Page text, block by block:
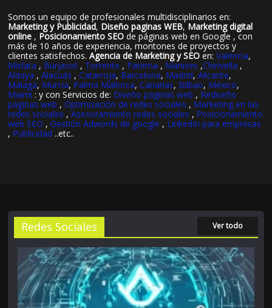
Somos un equipo de profesionales multidisciplinarios en:
Marketing y Publicidad, Diseño paginas WEB, Marketing digital
online , Posicionamiento SEO de páginas web en Google , con
más de 10 años de experiencia, montones de proyectos y
clientes satisfechos.Agencia de Marketing y SEO en:Valencia,
Mislata , Burjasot , Torrente , Paterna , Manises ,Chirivella ,
Aldaya ,Alacuás ,Catarroja, Barcelona, Madrid,Alicante,
Málaga, Murcia, Palma Mallorca,Canarias, Bilbao, México,
Miami : y con Servicios de: Diseño páginas web , Rediseño
páginas web ,Optimización de redes sociales , Marketing en las
redes sociales ,Asesoramiento redes sociales , Posicionamiento
web SEO ,Gestión Adwords de google , LinkedIn para empresas
, Publicidad ..etc..
Redes Sociales Ver todo